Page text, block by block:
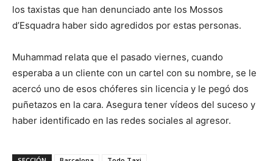
los taxistas que han denunciado ante los Mossos
d’Esquadra haber sido agredidos por estas personas.
Muhammad relata que el pasado viernes, cuando
esperaba a un cliente con un cartel con su nombre, se le
acercó uno de esos chóferes sin licencia y le pegó dos
puñetazos en la cara. Asegura tener vídeos del suceso y
haber identificado en las redes sociales al agresor.